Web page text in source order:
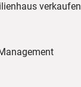
verkaufen